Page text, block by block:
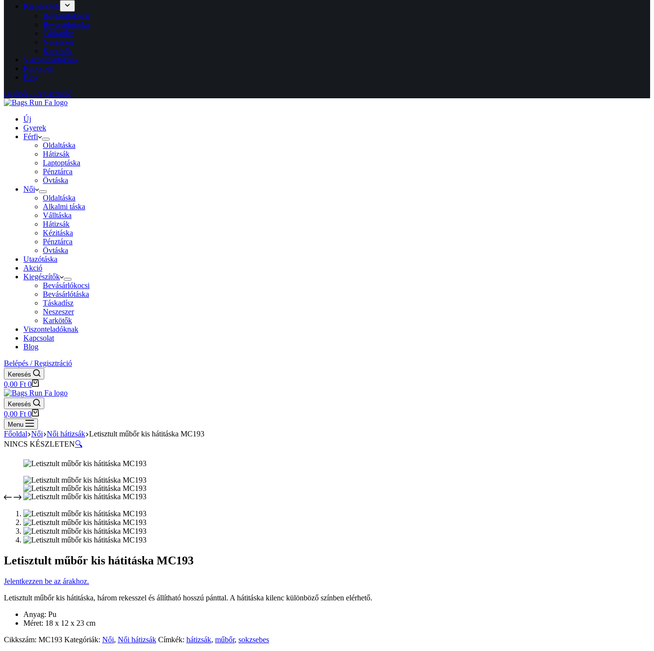
Kiegészítők
Bevásárlókocsi
Bevásárlótáska
Táskadísz
Neszeszer
Karkötők
Viszonteladóknak
Kapcsolat
Blog
Belépés / Regisztráció
Új
Gyerek
Férfi
Oldaltáska
Hátizsák
Laptoptáska
Pénztárca
Övtáska
Női
Oldaltáska
Alkalmi táska
Válltáska
Hátizsák
Kézitáska
Pénztárca
Övtáska
Utazótáska
Akció
Kiegészítők
Bevásárlókocsi
Bevásárlótáska
Táskadísz
Neszeszer
Karkötők
Viszonteladóknak
Kapcsolat
Blog
Belépés / Regisztráció
Keresés
Shopping
cart
0,00 Ft 0
Keresés
Shopping
cart
0,00 Ft 0
Menu
Főoldal Női Női hátizsák Letisztult műbőr kis hátitáska MC193
NINCS KÉSZLETEN🔍
Letisztult műbőr kis hátitáska MC193
Jelentkezzen be az árakhoz.
Letisztult műbőr kis hátitáska, három rekesszel és állítható hosszú pánttal. A hátitáska kilenc különböző színben elérhető.
Anyag: Pu
Méret: 18 x 12 x 23 cm
Cikkszám: MC193 Kategóriák: Női, Női hátizsák Címkék: hátizsák, műbőr, sokzsebes